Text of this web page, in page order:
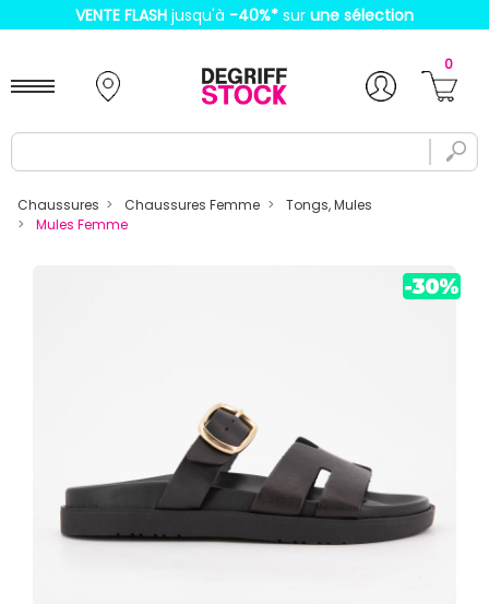
VENTE FLASH jusqu'à -40%* sur une sélection
0
Chaussures Chaussures Femme
Tongs, Mules
Mules Femme